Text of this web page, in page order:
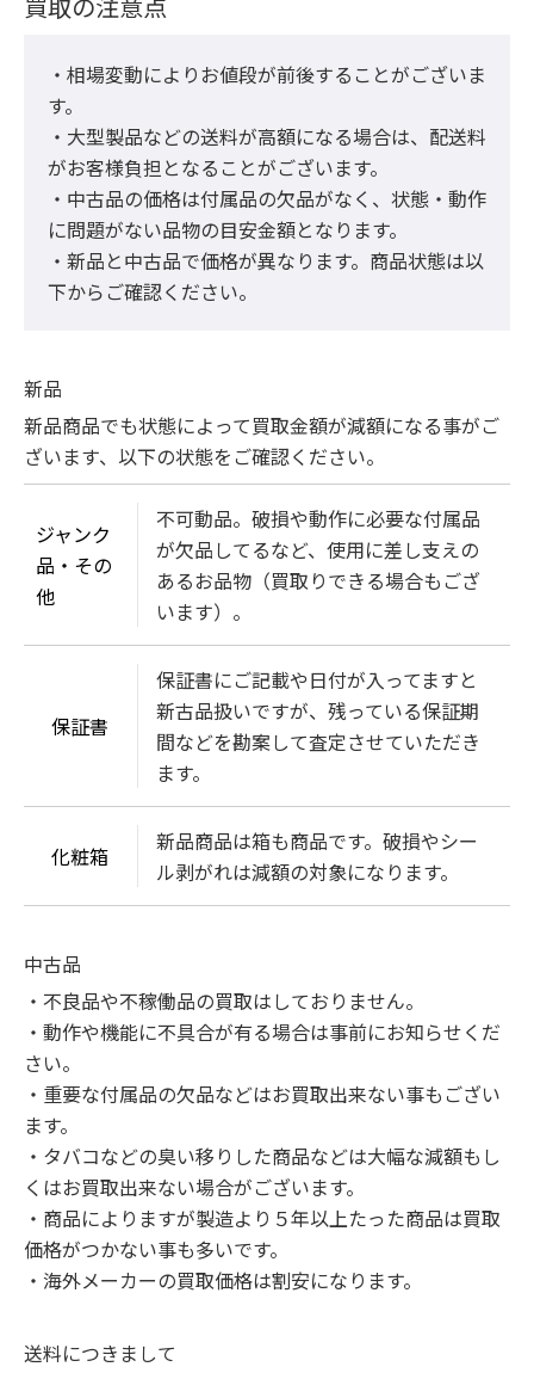
・相場変動によりお値段が前後することがございま
す。
・大型製品などの送料が高額になる場合は、配送料
がお客様負担となることがございます。
・中古品の価格は付属品の欠品がなく、状態・動作
に問題がない品物の目安金額となります。
・新品と中古品で価格が異なります。商品状態は以
下からご確認ください。
新品
新品商品でも状態によって買取金額が減額になる事がご
ざいます、以下の状態をご確認ください。
ジャンク
品・その
他
不可動品。破損や動作に必要な付属品
が欠品してるなど、使用に差し支えの
あるお品物（買取りできる場合もござ
います）。
保証書
保証書にご記載や日付が入ってますと
新古品扱いですが、残っている保証期
間などを勘案して査定させていただき
ます。
化粧箱
新品商品は箱も商品です。破損やシー
ル剥がれは減額の対象になります。
中古品
・不良品や不稼働品の買取はしておりません。
・動作や機能に不具合が有る場合は事前にお知らせくだ
さい。
・重要な付属品の欠品などはお買取出来ない事もござい
ます。
・タバコなどの臭い移りした商品などは大幅な減額もし
くはお買取出来ない場合がございます。
・商品によりますが製造より５年以上たった商品は買取
価格がつかない事も多いです。
・海外メーカーの買取価格は割安になります。
送料につきまして